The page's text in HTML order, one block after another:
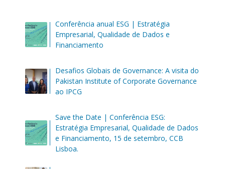
Conferência anual ESG | Estratégia
Empresarial, Qualidade de Dados e
Financiamento
Desafios Globais de Governance: A visita do
Pakistan Institute of Corporate Governance
ao IPCG
Save the Date | Conferência ESG:
Estratégia Empresarial, Qualidade de Dados
e Financiamento, 15 de setembro, CCB
Lisboa.